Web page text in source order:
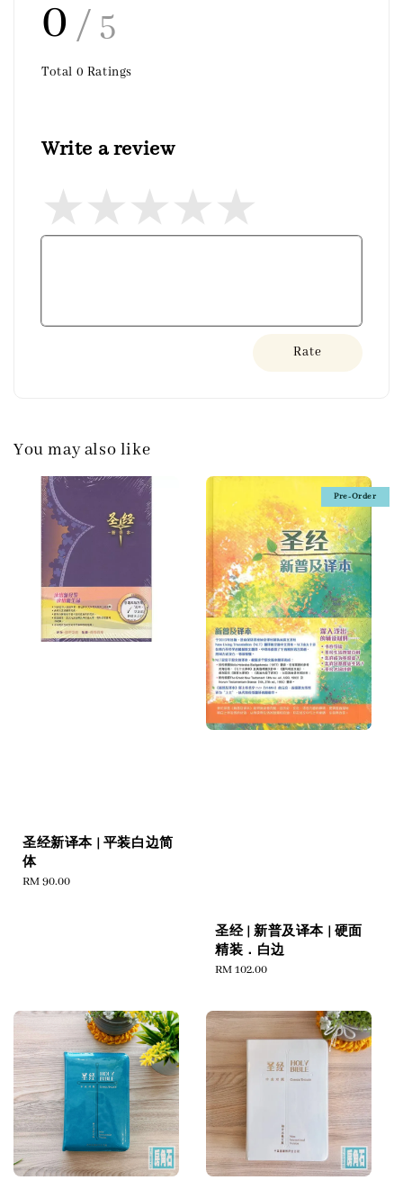
0 / 5
Total 0 Ratings
Write a review
Rate
You may also like
圣经新译本 | 平装白边简
体
Regular
RM 90.00
Pre-Order
圣经 | 新普及译本 | 硬面
精装．白边
Regular
RM 102.00